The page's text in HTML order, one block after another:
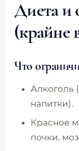
Диета и
(крайне
Что
Алкоголь
напитки).
Красное
почки,